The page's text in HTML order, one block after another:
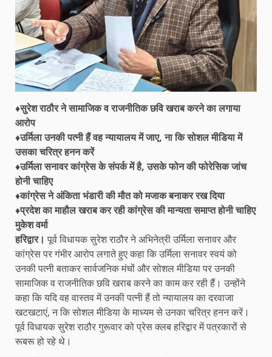
♦सुरेश राठौर ने सामाजिक व राजनीतिक छवि खराब करने का लगाया
आरोप
♦उर्मिला उनकी पत्नी हैं वह न्यायालय में जाए, ना कि सोशल मीडिया में
उसका चरित्र हनन करें
♦उर्मिला सनावर कांग्रेस के संपर्क में है, उसके फोन की फोरेसिक जांच
होनी चाहिए
♦कांग्रेस ने अंकिता भंडारी की मौत को मजाक बनाकर रख दिया
♦प्रदेश का माहौल खराब कर रही कांग्रेस की मान्यता समाप्त होनी चाहिए
मुकेश वर्मा
हरिद्वार। पूर्व विधायक सुरेश राठौर ने अभिनेत्री उर्मिला सनावर और
कांग्रेस पर गंभीर आरोप लगाते हुए कहा कि उर्मिला सनावर स्वयं को
उनकी पत्नी बताकर सार्वजनिक मंचों और सोशल मीडिया पर उनकी
सामाजिक व राजनीतिक छवि खराब करने का काम कर रही हैं। उन्होंने
कहा कि यदि वह वास्तव में उनकी पत्नी हैं तो न्यायालय का दरवाजा
खटखटाएं, न कि सोशल मीडिया के माध्यम से उनका चरित्र हनन करें।
पूर्व विधायक सुरेश राठौर गुरूवार को प्रेस क्लब हरिद्वार में पत्रकारों से
रूबरू हो रहे थे।